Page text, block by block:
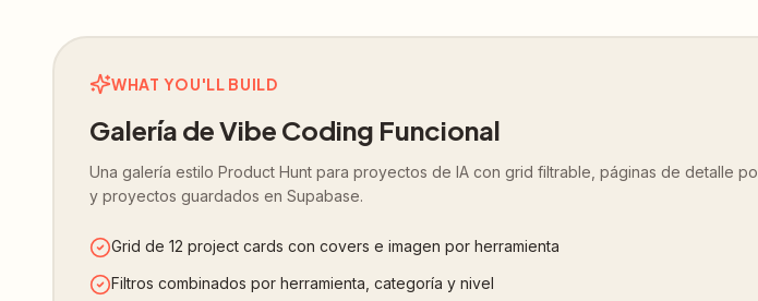
WHAT YOU'LL BUILD
Galería de Vibe Coding Funcional
Una galería estilo Product Hunt para proyectos de IA con grid filtrable, páginas de detalle
y proyectos guardados en Supabase.
Grid de 12 project cards con covers e imagen por herramienta
Filtros combinados por herramienta, categoría y nivel